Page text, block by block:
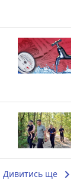
Дивитись ще keyboard_arrow_right